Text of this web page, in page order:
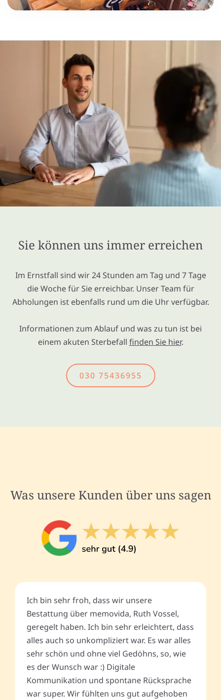
Sie können uns immer erreichen
Im Ernstfall sind wir 24 Stunden am Tag und 7 Tage
die Woche für Sie erreichbar. Unser Team für
Abholungen ist ebenfalls rund um die Uhr verfügbar.
Informationen zum Ablauf und was zu tun ist bei
einem akuten Sterbefall finden Sie hier.
030 75436955
Was unsere Kunden über uns sagen
Ich bin sehr froh, dass wir unsere
Bestattung über memovida, Ruth Vossel,
geregelt haben. Ich bin sehr erleichtert, dass
alles auch so unkompliziert war. Es war alles
sehr schön und ohne viel Gedöhns, so, wie
es der Wunsch war :) Digitale
Kommunikation und spontane Rücksprache
war super. Wir fühlten uns gut aufgehoben